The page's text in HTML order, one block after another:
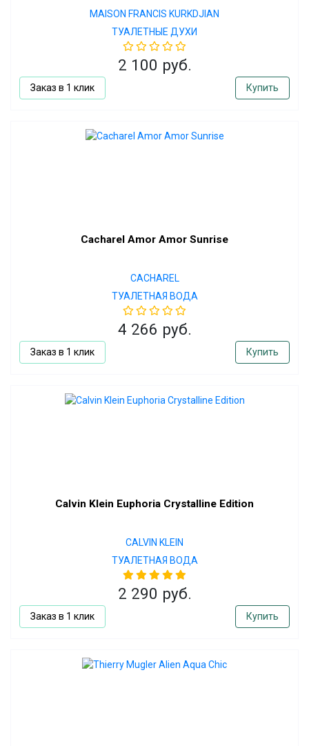
MAISON FRANCIS KURKDJIAN
ТУАЛЕТНЫЕ ДУХИ
2 100 руб.
Заказ в 1 клик Купить
Cacharel Amor Amor Sunrise
CACHAREL
ТУАЛЕТНАЯ ВОДА
4 266 руб.
Заказ в 1 клик Купить
Calvin Klein Euphoria Crystalline Edition
CALVIN KLEIN
ТУАЛЕТНАЯ ВОДА
2 290 руб.
Заказ в 1 клик Купить